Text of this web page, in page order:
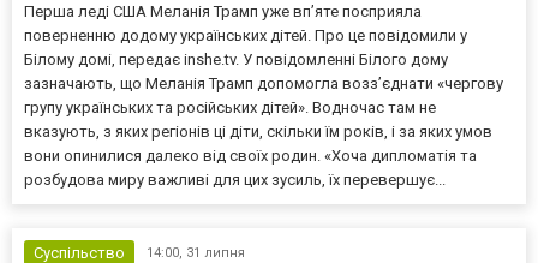
Перша леді США Меланія Трамп уже впʼяте посприяла
поверненню додому українських дітей. Про це повідомили у
Білому домі, передає inshe.tv. У повідомленні Білого дому
зазначають, що Меланія Трамп допомогла возз’єднати «чергову
групу українських та російських дітей». Водночас там не
вказують, з яких регіонів ці діти, скільки їм років, і за яких умов
вони опинилися далеко від своїх родин. «Хоча дипломатія та
розбудова миру важливі для цих зусиль, їх перевершує...
Суспільство 14:00, 31 липня